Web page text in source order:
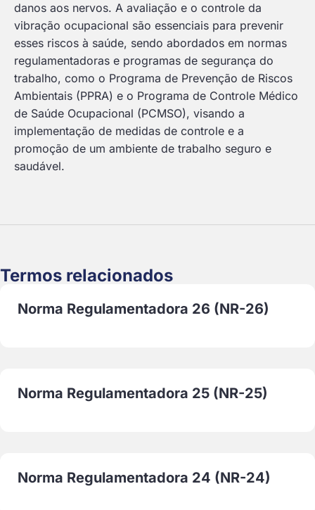
danos aos nervos. A avaliação e o controle da
vibração ocupacional são essenciais para prevenir
esses riscos à saúde, sendo abordados em normas
regulamentadoras e programas de segurança do
trabalho, como o Programa de Prevenção de Riscos
Ambientais (PPRA) e o Programa de Controle Médico
de Saúde Ocupacional (PCMSO), visando a
implementação de medidas de controle e a
promoção de um ambiente de trabalho seguro e
saudável.
Termos relacionados
Norma Regulamentadora 26 (NR-26)
Norma Regulamentadora 25 (NR-25)
Norma Regulamentadora 24 (NR-24)